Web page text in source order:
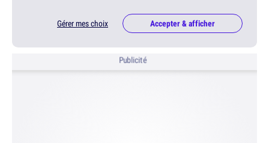
Gérer mes choix Accepter & afficher
Publicité